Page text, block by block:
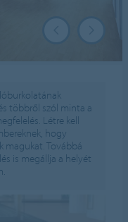
többről szól minta a
Létre kell
hogy
magukat. Továbbá
is megállja a helyét